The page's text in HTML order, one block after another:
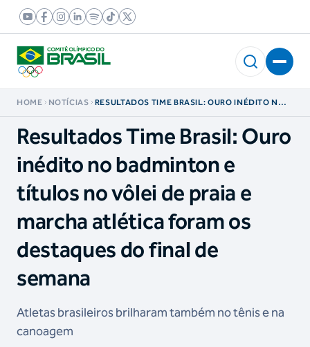
HOME NOTÍCIAS
RESULTADOS TIME BRASIL: OURO INÉDITO NO
FINAL DE SEMANA
Resultados Time Brasil: Ouro
inédito no badminton e
títulos no vôlei de praia e
marcha atlética foram os
destaques do final de
semana
Atletas brasileiros brilharam também no tênis e na
canoagem